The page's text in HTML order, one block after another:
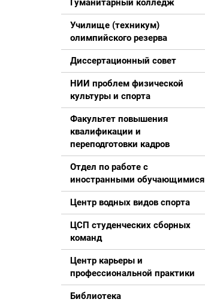
Гуманитарный колледж
Училище (техникум)
олимпийского резерва
Диссертационный совет
НИИ проблем физической
культуры и спорта
Факультет повышения
квалификации и
переподготовки кадров
Отдел по работе с
иностранными обучающимися
Центр водных видов спорта
ЦСП студенческих сборных
команд
Центр карьеры и
профессиональной практики
Библиотека